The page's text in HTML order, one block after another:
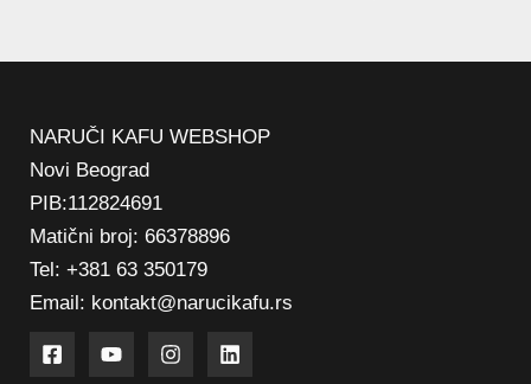
NARUČI KAFU WEBSHOP
Novi Beograd
PIB:112824691
Matični broj: 66378896
Tel: +381 63 350179
Email: kontakt@narucikafu.rs